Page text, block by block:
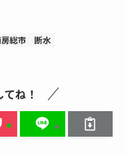
総市
断水
ね！